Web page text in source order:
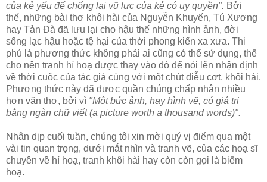
của kẻ yếu để chống lại vũ lực của kẻ có uy quyền". Bởi
thế, những bài thơ khôi hài của Nguyễn Khuyến, Tú Xương
hay Tản Đà đã lưu lại cho hậu thế những hình ảnh, đời
sống lạc hậu hoặc tệ hại của thời phong kiến xa xưa. Thi
phú là phương thức không phải ai cũng có thể sử dụng, thế
cho nên tranh hí hoạ được thay vào đó để nói lên nhận định
về thời cuộc của tác giả cùng với một chút diễu cợt, khôi hài.
Phương thức này đã được quần chúng chấp nhận nhiều
hơn văn thơ, bởi vì "Một bức ảnh, hay hình vẽ, có giá trị
bằng ngàn chữ viết (a picture worth a thousand words)".
Nhân dịp cuối tuần, chúng tôi xin mời quý vị điểm qua một
vài tin quan trọng, dưới mắt nhìn và tranh vẽ, của các hoạ sĩ
chuyên về hí hoạ, tranh khôi hài hay còn còn gọi là biếm
hoạ.